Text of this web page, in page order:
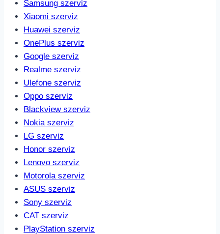
Samsung szerviz
Xiaomi szerviz
Huawei szerviz
OnePlus szerviz
Google szerviz
Realme szerviz
Ulefone szerviz
Oppo szerviz
Blackview szerviz
Nokia szerviz
LG szerviz
Honor szerviz
Lenovo szerviz
Motorola szerviz
ASUS szerviz
Sony szerviz
CAT szerviz
PlayStation szerviz